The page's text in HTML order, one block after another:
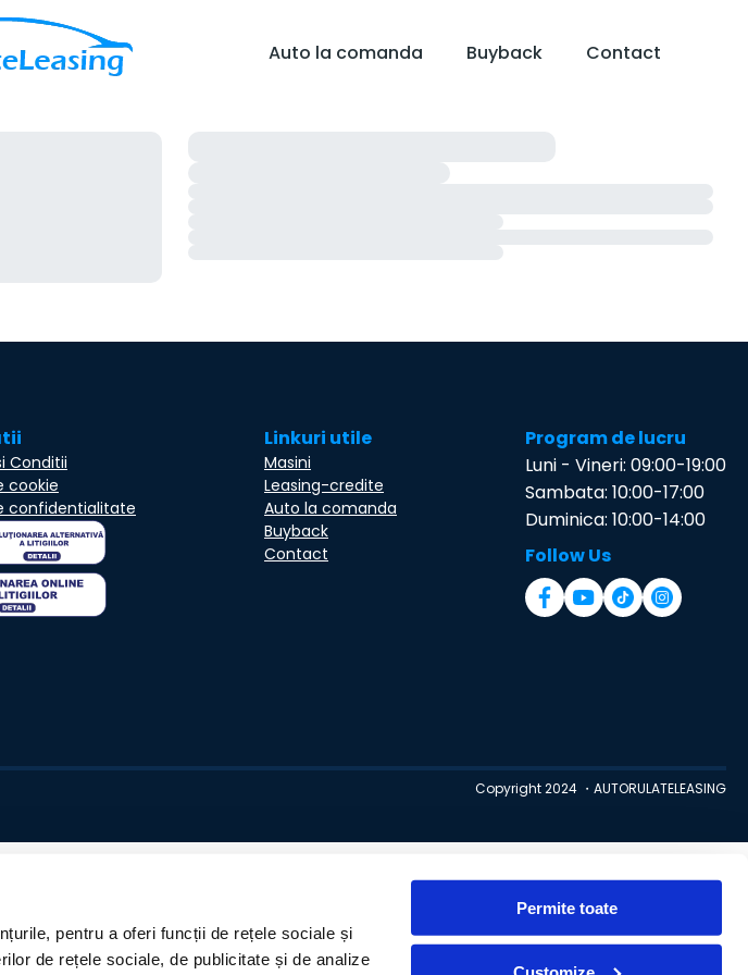
pentru a oferi funcții de rețele sociale și
de rețele sociale, de publicitate și de analize
Permite toate
Auto la comanda Buyback Contact
Conditii
cookie
confidentialitate
Linkuri utile
Masini
Leasing-credite
Auto la comanda
Buyback
Contact
Program de lucru
Luni - Vineri: 09:00-19:00
Sambata: 10:00-17:00
Duminica: 10:00-14:00
Follow Us
Copyright 2024 ・AUTORULATELEASING